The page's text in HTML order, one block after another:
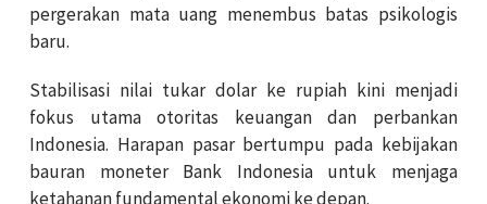
pergerakan mata uang menembus batas psikologis
baru.
Stabilisasi nilai tukar dolar ke rupiah kini menjadi
fokus utama otoritas keuangan dan perbankan
Indonesia. Harapan pasar bertumpu pada kebijakan
bauran moneter Bank Indonesia untuk menjaga
ketahanan fundamental ekonomi ke depan.